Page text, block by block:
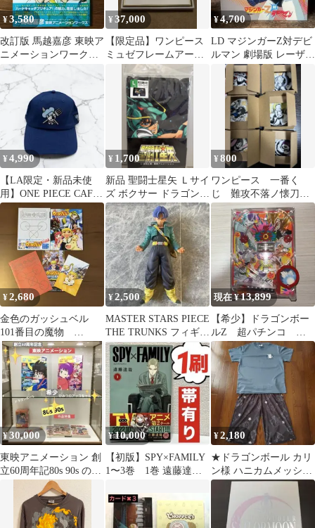
¥3,580
改訂版 馬越嘉彦 東映ア
ニメーションワーク
ス プリキュア / おジ
ャ魔女どれみ
¥37,000
【限定品】ワンピース
ミュゼフレームアート
ハンコック シリアル
No.163
¥4,700
LD マジンガーZ対デビ
ルマン 劇場版 レーザー
ディスク 永井豪 東映
¥4,990
【LA限定・新品未使
用】ONE PIECE CAFE
サンジ海賊旗キャップ
¥ 1,700
新品 聖闘士星矢 Ｌサイ
ズ ボクサー ドラゴン紫
龍 青銅 パンツ 黄金 ア
ニメ
¥800
ワンピース 一番く
じ 難攻不落ノ懐刀 I
賞 6点セット
¥2,680
金色のガッシュベル
101番目の魔物
DVD 期間限定版
¥2,500
MASTER STARS PIECE
THE TRUNKS フィギュ
ア 本体のみ
現在 ¥13,899
【希少】ドラゴンボー
ルZ 超パチンコ 当
時物 平成レトロ
¥ 30,000
東映アニメーション 創
立60周年記80s 90s の作
品特集ファンブック
¥10,000
【初版】SPY×FAMILY
1〜3巻 1巻 遠藤達
¥2,180
★ドラゴンボール カリ
ン様 ハニカムメッシュ
上下セット LL★